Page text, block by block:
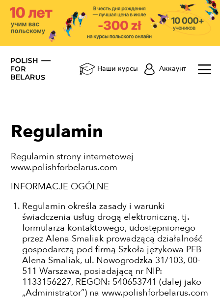
Наши курсы Аккаунт
Regulamin
Regulamin strony internetowej
www.polishforbelarus.com
INFORMACJE OGÓLNE
Regulamin określa zasady i warunki
świadczenia usług drogą elektroniczną, tj.
formularza kontaktowego, udostępnionego
przez Alena Smaliak prowadzącą działalność
gospodarczą pod firmą Szkoła językowa PFB
Alena Smaliak, ul. Nowogrodzka 31/103, 00-
511 Warszawa, posiadającą nr NIP:
1133156227, REGON: 540653741 (dalej jako
„Administrator”) na www.polishforbelarus.com